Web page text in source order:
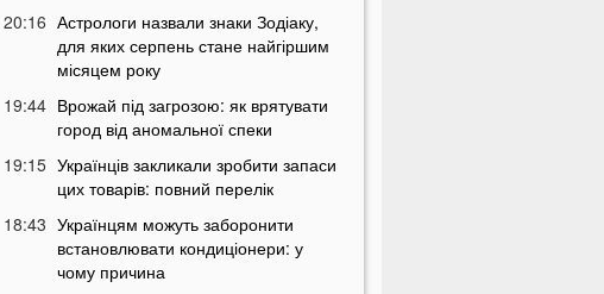
20:16 Астрологи назвали знаки Зодіаку,
для яких серпень стане найгіршим
місяцем року
19:44 Врожай під загрозою: як врятувати
город від аномальної спеки
19:15 Українців закликали зробити запаси
цих товарів: повний перелік
18:43 Українцям можуть заборонити
встановлювати кондиціонери: у
чому причина